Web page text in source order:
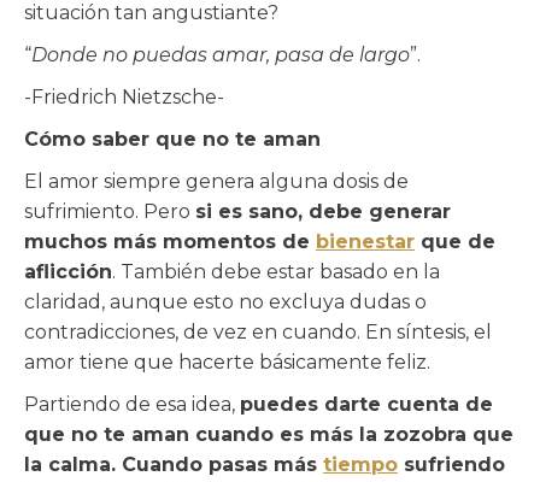
situación tan angustiante?
“Donde no puedas amar, pasa de largo”.
-Friedrich Nietzsche-
Cómo saber que no te aman
El amor siempre genera alguna dosis de
sufrimiento. Pero si es sano, debe generar
muchos más momentos de bienestar que de
aflicción. También debe estar basado en la
claridad, aunque esto no excluya dudas o
contradicciones, de vez en cuando. En síntesis, el
amor tiene que hacerte básicamente feliz.
Partiendo de esa idea, puedes darte cuenta de
que no te aman cuando es más la zozobra que
la calma. Cuando pasas más tiempo sufriendo